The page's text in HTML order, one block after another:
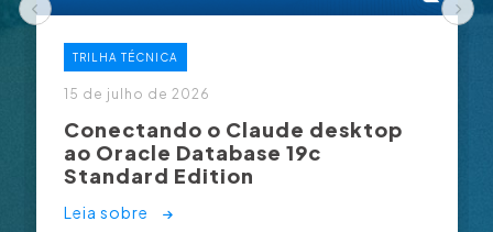
TRILHA TÉCNICA
15 de julho de 2026
Conectando o Claude desktop
ao Oracle Database 19c
Standard Edition
Leia sobre